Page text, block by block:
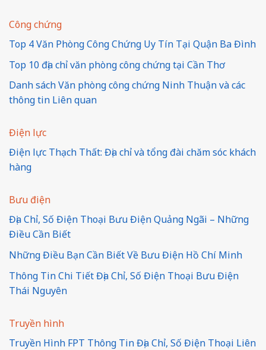
Công chứng
Top 4 Văn Phòng Công Chứng Uy Tín Tại Quận Ba Đình
Top 10 địa chỉ văn phòng công chứng tại Cần Thơ
Danh sách Văn phòng công chứng Ninh Thuận và các
thông tin Liên quan
Điện lực
Điện lực Thạch Thất: Địa chỉ và tổng đài chăm sóc khách
hàng
Bưu điện
Địa Chỉ, Số Điện Thoại Bưu Điện Quảng Ngãi – Những
Điều Cần Biết
Những Điều Bạn Cần Biết Về Bưu Điện Hồ Chí Minh
Thông Tin Chi Tiết Địa Chỉ, Số Điện Thoại Bưu Điện
Thái Nguyên
Truyền hình
Truyền Hình FPT Thông Tin Địa Chỉ, Số Điện Thoại Liên